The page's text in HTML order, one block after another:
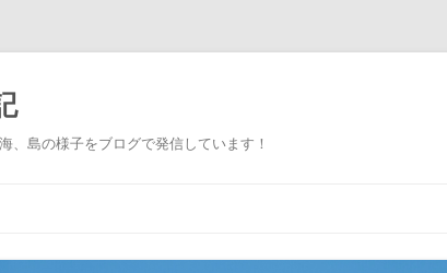
、島の様子をブログで発信しています！